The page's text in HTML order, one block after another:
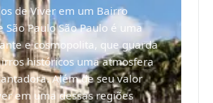
de Viver em um Bairro
São Paulo São Paulo é uma
e cosmopolita, que guarda
históricos uma atmosfera
Além de seu valor
em uma dessas regiões